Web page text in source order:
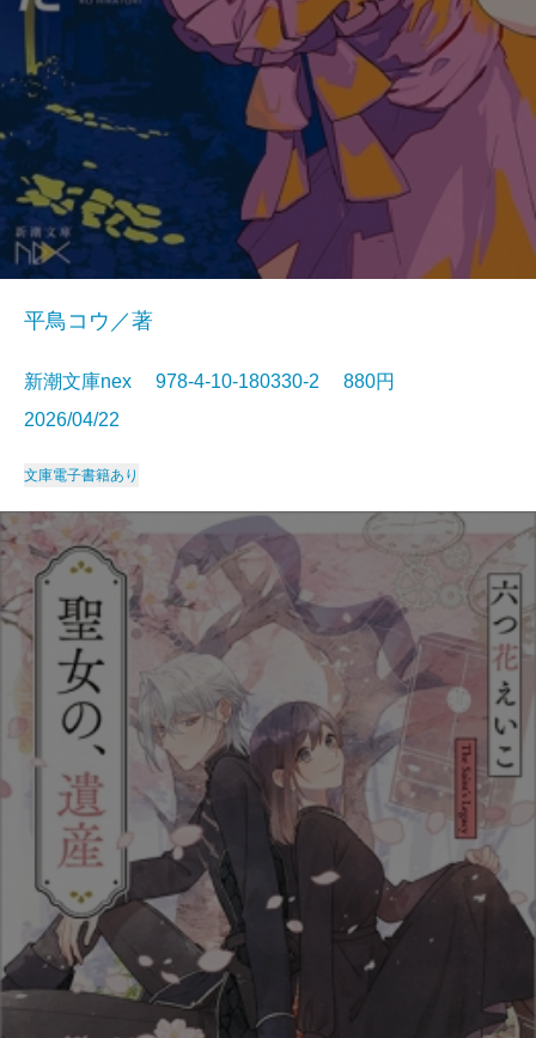
平鳥コウ／著
新潮文庫nex 978-4-10-180330-2 880円
2026/04/22
文庫電子書籍あり